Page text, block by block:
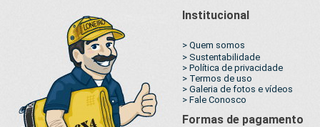
Institucional
> Quem somos
> Sustentabilidade
> Política de privacidade
> Termos de uso
> Galeria de fotos e vídeos
> Fale Conosco
Formas de pagamento